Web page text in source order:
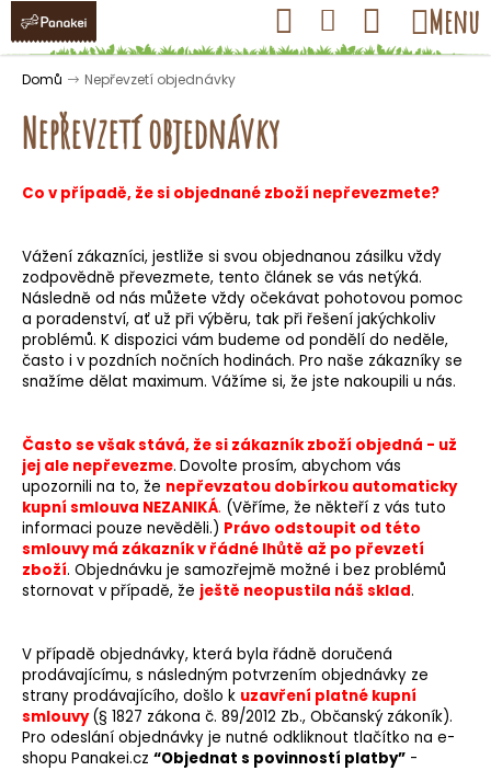
Přejít
obsah
Hledat Přihlášení
Nákupní
košík
Menu
Domů Nepřevzetí objednávky
Nepřevzetí objednávky
Co v případě, že si objednané zboží nepřevezmete?
Vážení zákazníci, jestliže si svou objednanou zásilku vždy
zodpovědně převezmete, tento článek se vás netýká.
Následně od nás můžete vždy očekávat pohotovou pomoc
a poradenství, ať už při výběru, tak při řešení jakýchkoliv
problémů. K dispozici vám budeme od pondělí do neděle,
často i v pozdních nočních hodinách. Pro naše zákazníky se
snažíme dělat maximum. Vážíme si, že jste nakoupili u nás.
Často se však stává, že si zákazník zboží objedná - už
jej ale nepřevezme. Dovolte prosím, abychom vás
upozornili na to, že nepřevzatou dobírkou automaticky
kupní smlouva NEZANIKÁ. (Věříme, že někteří z vás tuto
informaci pouze nevěděli.) Právo odstoupit od této
smlouvy má zákazník v řádné lhůtě až po převzetí
zboží. Objednávku je samozřejmě možné i bez problémů
stornovat v případě, že ještě neopustila náš sklad.
V případě objednávky, která byla řádně doručená
prodávajícímu, s následným potvrzením objednávky ze
strany prodávajícího, došlo k uzavření platné kupní
smlouvy(§ 1827 zákona č. 89/2012 Zb., Občanský zákoník).
Pro odeslání objednávky je nutné odkliknout tlačítko na e-
shopu Panakei.cz “Objednat s povinností platby” -
K
o Zpět
Zpět
C
p
o
t
ř
e
u
j
e
t
e
n
í
t
?